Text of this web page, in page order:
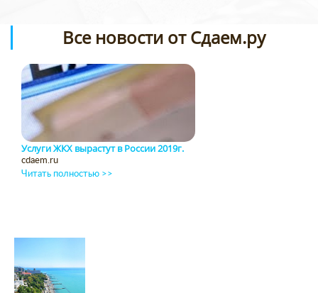
Все новости от Сдаем.ру
Услуги ЖКХ вырастут в России 2019г.
cdaem.ru
Читать полностью >>